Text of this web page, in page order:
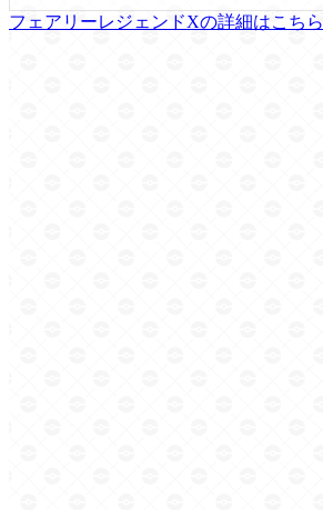
フェアリーレジェンドXの詳細はこちら